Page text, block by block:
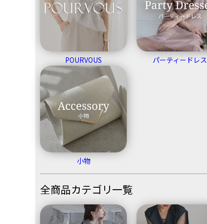
POURVOUS パーティードレス
小物
全商品カテゴリ一覧